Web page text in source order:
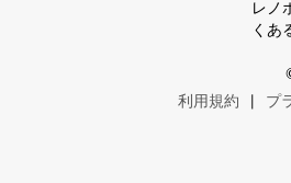
レノ
くあ
利用規約
プ